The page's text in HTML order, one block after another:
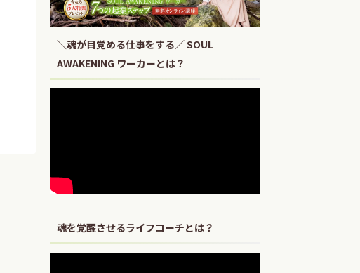
＼魂が目覚める仕事をする／ SOUL
AWAKENING ワーカーとは？
魂を覚醒させるライフコーチとは？